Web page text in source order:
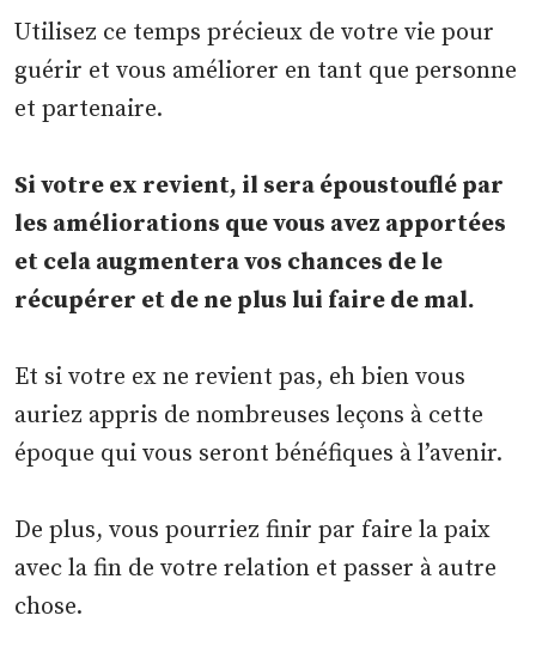
Utilisez ce temps précieux de votre vie pour
guérir et vous améliorer en tant que personne
et partenaire.
Si votre ex revient, il sera époustouflé par
les améliorations que vous avez apportées
et cela augmentera vos chances de le
récupérer et de ne plus lui faire de mal.
Et si votre ex ne revient pas, eh bien vous
auriez appris de nombreuses leçons à cette
époque qui vous seront bénéfiques à l’avenir.
De plus, vous pourriez finir par faire la paix
avec la fin de votre relation et passer à autre
chose.